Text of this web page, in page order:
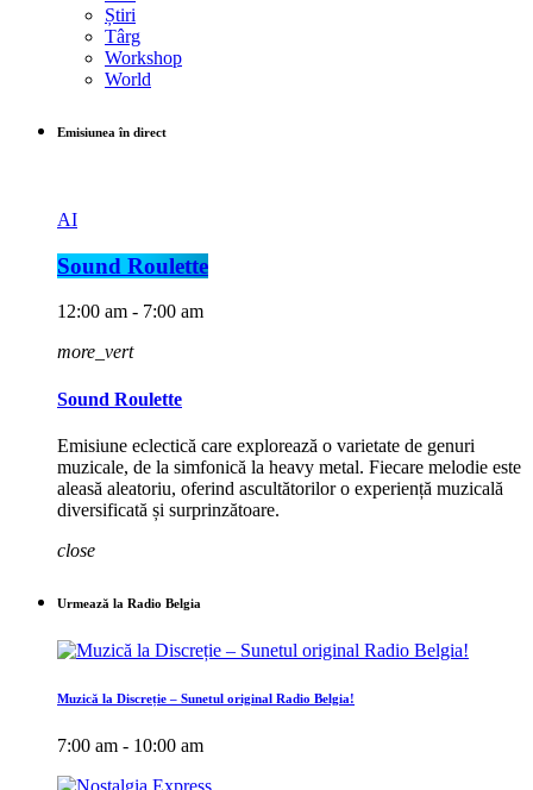
Știri
Târg
Workshop
World
Emisiunea în direct
AI
Sound Roulette
12:00 am - 7:00 am
more_vert
Sound Roulette
Emisiune eclectică care explorează o varietate de genuri
muzicale, de la simfonică la heavy metal. Fiecare melodie este
aleasă aleatoriu, oferind ascultătorilor o experiență muzicală
diversificată și surprinzătoare.
close
Urmează la Radio Belgia
Muzică la Discreție – Sunetul original Radio Belgia!
7:00 am - 10:00 am